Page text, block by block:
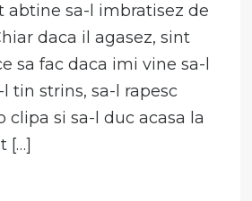
abtine sa-l imbratisez de
daca il agasez, sint
sa fac daca imi vine sa-l
tin strins, sa-l rapesc
clipa si sa-l duc acasa la
[…]